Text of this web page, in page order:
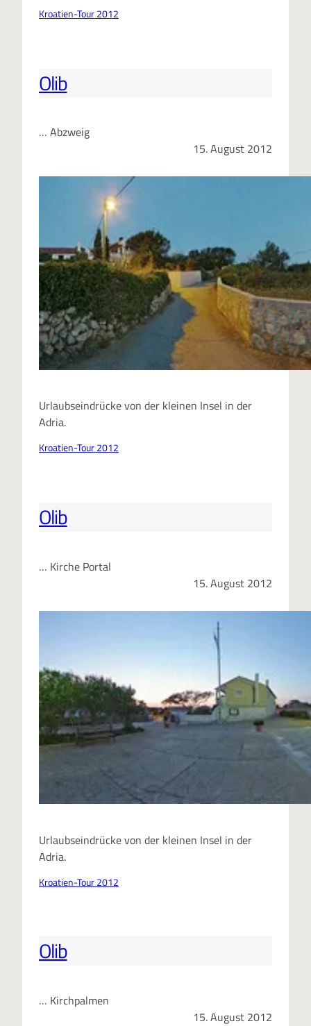
Kroatien-Tour 2012
Olib
… Abzweig
15. August 2012
Urlaubseindrücke von der kleinen Insel in der
Adria.
Kroatien-Tour 2012
Olib
… Kirche Portal
15. August 2012
Urlaubseindrücke von der kleinen Insel in der
Adria.
Kroatien-Tour 2012
Olib
… Kirchpalmen
15. August 2012